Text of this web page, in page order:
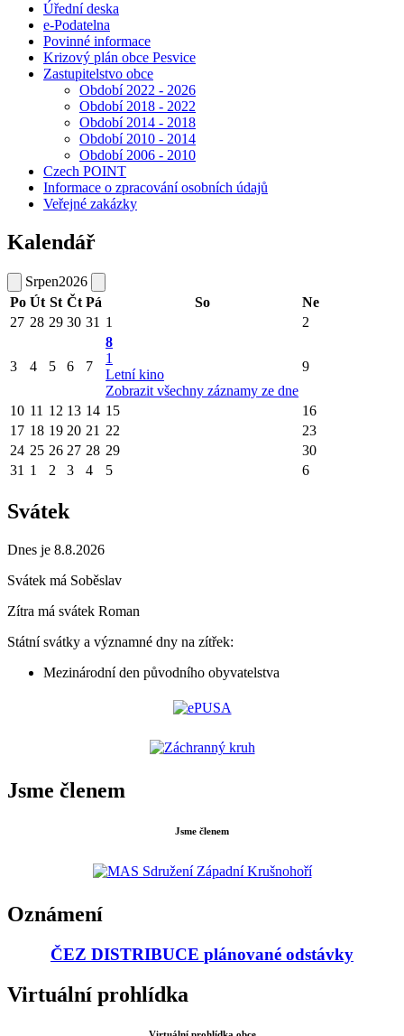
Úřední deska
e-Podatelna
Povinné informace
Krizový plán obce Pesvice
Zastupitelstvo obce
Období 2022 - 2026
Období 2018 - 2022
Období 2014 - 2018
Období 2010 - 2014
Období 2006 - 2010
Czech POINT
Informace o zpracování osobních údajů
Veřejné zakázky
Kalendář
Srpen2026
Po Út St Čt Pá So
Ne
27 28 29 30 31 1 2
3 4 5 6 7
8
1
Letní kino
Zobrazit všechny záznamy ze dne
9
10 11 12 13 14 15
16
17 18 19 20 21 22
23
24 25 26 27 28 29
30
31 1 2 3 4 5 6
Svátek
Dnes je 8.8.2026
Svátek má Soběslav
Zítra má svátek Roman
Státní svátky a významné dny na zítřek:
Mezinárodní den původního obyvatelstva
Jsme členem
Jsme členem
Oznámení
ČEZ DISTRIBUCE plánované odstávky
Virtuální prohlídka